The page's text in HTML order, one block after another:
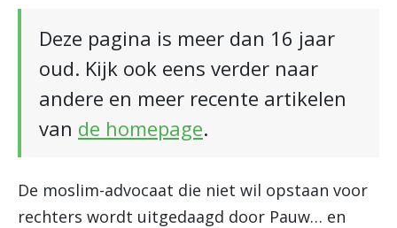
Deze pagina is meer dan 16 jaar
oud. Kijk ook eens verder naar
andere en meer recente artikelen
van de homepage.
De moslim-advocaat die niet wil opstaan voor
rechters wordt uitgedaagd door Pauw… en